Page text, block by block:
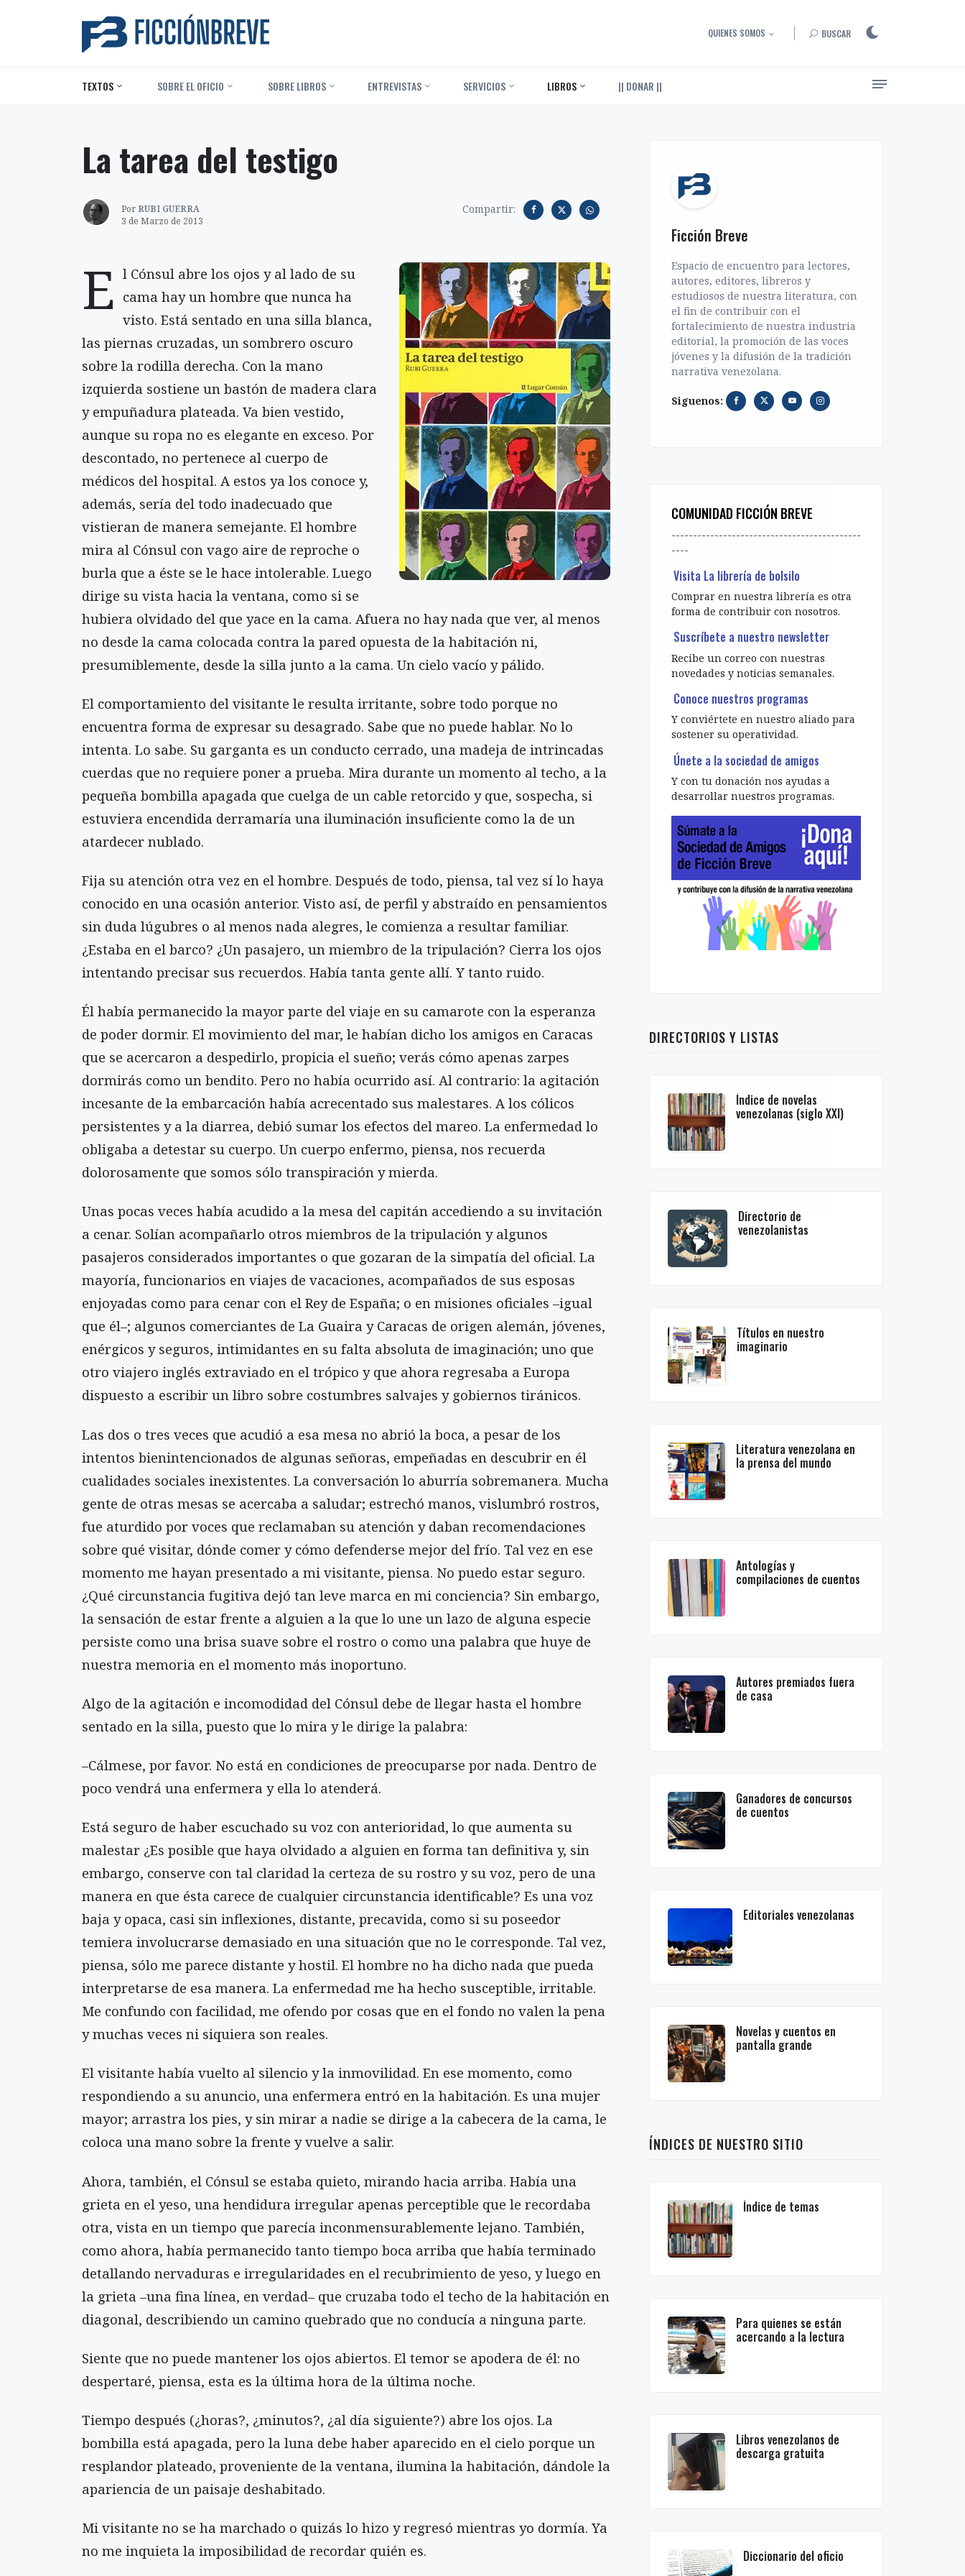
QUIENES SOMOS BUSCAR
TEXTOS ‎ SOBRE EL OFICIO ‎ SOBRE LIBROS ENTREVISTAS SERVICIOS LIBROS || DONAR ||
La tarea del testigo
Por RUBI GUERRA
3 de Marzo de 2013
Compartir:
E l Cónsul abre los ojos y al lado de su
cama hay un hombre que nunca ha
visto. Está sentado en una silla blanca,
las piernas cruzadas, un sombrero oscuro
sobre la rodilla derecha. Con la mano
izquierda sostiene un bastón de madera clara
y empuñadura plateada. Va bien vestido,
aunque su ropa no es elegante en exceso. Por
descontado, no pertenece al cuerpo de
médicos del hospital. A estos ya los conoce y,
además, sería del todo inadecuado que
vistieran de manera semejante. El hombre
mira al Cónsul con vago aire de reproche o
burla que a éste se le hace intolerable. Luego
dirige su vista hacia la ventana, como si se
hubiera olvidado del que yace en la cama. Afuera no hay nada que ver, al menos
no desde la cama colocada contra la pared opuesta de la habitación ni,
presumiblemente, desde la silla junto a la cama. Un cielo vacío y pálido.
El comportamiento del visitante le resulta irritante, sobre todo porque no
encuentra forma de expresar su desagrado. Sabe que no puede hablar. No lo
intenta. Lo sabe. Su garganta es un conducto cerrado, una madeja de intrincadas
cuerdas que no requiere poner a prueba. Mira durante un momento al techo, a la
pequeña bombilla apagada que cuelga de un cable retorcido y que, sospecha, si
estuviera encendida derramaría una iluminación insuficiente como la de un
atardecer nublado.
Fija su atención otra vez en el hombre. Después de todo, piensa, tal vez sí lo haya
conocido en una ocasión anterior. Visto así, de perfil y abstraído en pensamientos
sin duda lúgubres o al menos nada alegres, le comienza a resultar familiar.
¿Estaba en el barco? ¿Un pasajero, un miembro de la tripulación? Cierra los ojos
intentando precisar sus recuerdos. Había tanta gente allí. Y tanto ruido.
Él había permanecido la mayor parte del viaje en su camarote con la esperanza
de poder dormir. El movimiento del mar, le habían dicho los amigos en Caracas
que se acercaron a despedirlo, propicia el sueño; verás cómo apenas zarpes
dormirás como un bendito. Pero no había ocurrido así. Al contrario: la agitación
incesante de la embarcación había acrecentado sus malestares. A los cólicos
persistentes y a la diarrea, debió sumar los efectos del mareo. La enfermedad lo
obligaba a detestar su cuerpo. Un cuerpo enfermo, piensa, nos recuerda
dolorosamente que somos sólo transpiración y mierda.
Unas pocas veces había acudido a la mesa del capitán accediendo a su invitación
a cenar. Solían acompañarlo otros miembros de la tripulación y algunos
pasajeros considerados importantes o que gozaran de la simpatía del oficial. La
mayoría, funcionarios en viajes de vacaciones, acompañados de sus esposas
enjoyadas como para cenar con el Rey de España; o en misiones oficiales –igual
que él–; algunos comerciantes de La Guaira y Caracas de origen alemán, jóvenes,
enérgicos y seguros, intimidantes en su falta absoluta de imaginación; uno que
otro viajero inglés extraviado en el trópico y que ahora regresaba a Europa
dispuesto a escribir un libro sobre costumbres salvajes y gobiernos tiránicos.
Las dos o tres veces que acudió a esa mesa no abrió la boca, a pesar de los
intentos bienintencionados de algunas señoras, empeñadas en descubrir en él
cualidades sociales inexistentes. La conversación lo aburría sobremanera. Mucha
gente de otras mesas se acercaba a saludar; estrechó manos, vislumbró rostros,
fue aturdido por voces que reclamaban su atención y daban recomendaciones
sobre qué visitar, dónde comer y cómo defenderse mejor del frío. Tal vez en ese
momento me hayan presentado a mi visitante, piensa. No puedo estar seguro.
¿Qué circunstancia fugitiva dejó tan leve marca en mi conciencia? Sin embargo,
la sensación de estar frente a alguien a la que lo une un lazo de alguna especie
persiste como una brisa suave sobre el rostro o como una palabra que huye de
nuestra memoria en el momento más inoportuno.
Algo de la agitación e incomodidad del Cónsul debe de llegar hasta el hombre
sentado en la silla, puesto que lo mira y le dirige la palabra:
–Cálmese, por favor. No está en condiciones de preocuparse por nada. Dentro de
poco vendrá una enfermera y ella lo atenderá.
Está seguro de haber escuchado su voz con anterioridad, lo que aumenta su
malestar ¿Es posible que haya olvidado a alguien en forma tan definitiva y, sin
embargo, conserve con tal claridad la certeza de su rostro y su voz, pero de una
manera en que ésta carece de cualquier circunstancia identificable? Es una voz
baja y opaca, casi sin inflexiones, distante, precavida, como si su poseedor
temiera involucrarse demasiado en una situación que no le corresponde. Tal vez,
piensa, sólo me parece distante y hostil. El hombre no ha dicho nada que pueda
interpretarse de esa manera. La enfermedad me ha hecho susceptible, irritable.
Me confundo con facilidad, me ofendo por cosas que en el fondo no valen la pena
y muchas veces ni siquiera son reales.
El visitante había vuelto al silencio y la inmovilidad. En ese momento, como
respondiendo a su anuncio, una enfermera entró en la habitación. Es una mujer
mayor; arrastra los pies, y sin mirar a nadie se dirige a la cabecera de la cama, le
coloca una mano sobre la frente y vuelve a salir.
Ahora, también, el Cónsul se estaba quieto, mirando hacia arriba. Había una
grieta en el yeso, una hendidura irregular apenas perceptible que le recordaba
otra, vista en un tiempo que parecía inconmensurablemente lejano. También,
como ahora, había permanecido tanto tiempo boca arriba que había terminado
detallando nervaduras e irregularidades en el recubrimiento de yeso, y luego en
la grieta –una fina línea, en verdad– que cruzaba todo el techo de la habitación en
diagonal, describiendo un camino quebrado que no conducía a ninguna parte.
Siente que no puede mantener los ojos abiertos. El temor se apodera de él: no
despertaré, piensa, esta es la última hora de la última noche.
Tiempo después (¿horas?, ¿minutos?, ¿al día siguiente?) abre los ojos. La
bombilla está apagada, pero la luna debe haber aparecido en el cielo porque un
resplandor plateado, proveniente de la ventana, ilumina la habitación, dándole la
apariencia de un paisaje deshabitado.
Mi visitante no se ha marchado o quizás lo hizo y regresó mientras yo dormía. Ya
no me inquieta la imposibilidad de recordar quién es.
Ficción Breve
Espacio de encuentro para lectores,
autores, editores, libreros y
estudiosos de nuestra literatura, con
el fin de contribuir con el
fortalecimiento de nuestra industria
editorial, la promoción de las voces
jóvenes y la difusión de la tradición
narrativa venezolana.
Siguenos:
COMUNIDAD FICCIÓN BREVE
--------------------------------------------
----
Visita La librería de bolsilo
Comprar en nuestra librería es otra
forma de contribuir con nosotros.
Suscríbete a nuestro newsletter
Recibe un correo con nuestras
novedades y noticias semanales.
Conoce nuestros programas
Y conviértete en nuestro aliado para
sostener su operatividad.
Únete a la sociedad de amigos
Y con tu donación nos ayudas a
desarrollar nuestros programas.
DIRECTORIOS Y LISTAS
Índice de novelas
venezolanas (siglo XXI)
Directorio de
venezolanistas
Títulos en nuestro
imaginario
Literatura venezolana en
la prensa del mundo
Antologías y
compilaciones de cuentos
Autores premiados fuera
de casa
Ganadores de concursos
de cuentos
Editoriales venezolanas
Novelas y cuentos en
pantalla grande
ÍNDICES DE NUESTRO SITIO
Índice de temas
Para quienes se están
acercando a la lectura
Libros venezolanos de
descarga gratuita
Diccionario del oficio